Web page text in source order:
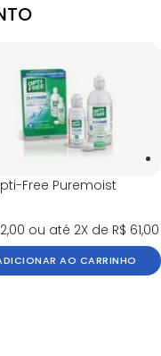
Free Puremoist
ou até 2X de R$ 61,00
AO CARRINHO